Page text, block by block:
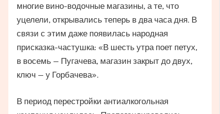
многие вино-водочные магазины, а те, что
уцелели, открывались теперь в два часа дня. В
связи с этим даже появилась народная
присказка-частушка: «В шесть утра поет петух,
в восемь — Пугачева, магазин закрыт до двух,
ключ — у Горбачева».
В период перестройки антиалкогольная